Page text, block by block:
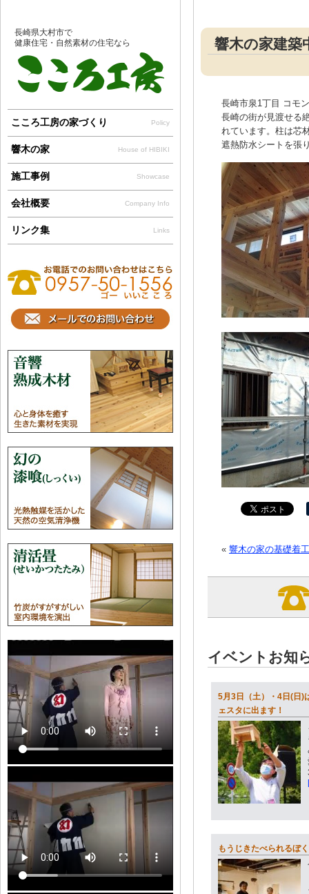
響木の家建築
長崎市泉1丁目 コモ
長崎の街が見渡せる
れています。柱は芯
遮熱防水シートを張
« 響木の家の基礎着
イベントお知
5月3日（土）・4日(日)
ェスタに出ます！
もうじきたべられるぼ
長崎県大村市で
健康住宅・自然素材の住宅なら
こころ工房の家づくり Policy
響木の家 House of HIBIKI
施工事例 Showcase
会社概要 Company Info
リンク集 Links